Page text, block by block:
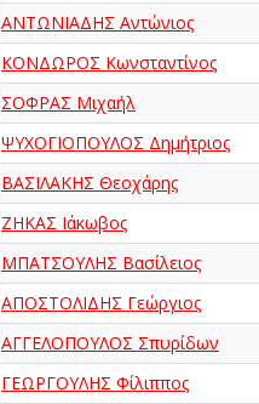
ΑΝΤΩΝΙΑΔΗΣ Αντώνιος
ΚΟΝΔΩΡΟΣ Κωνσταντίνος
ΣΟΦΡΑΣ Μιχαήλ
ΨΥΧΟΓΙΟΠΟΥΛΟΣ Δημήτριος
ΒΑΣΙΛΑΚΗΣ Θεοχάρης
ΖΗΚΑΣ Ιάκωβος
ΜΠΑΤΣΟΥΛΗΣ Βασίλειος
ΑΠΟΣΤΟΛΙΔΗΣ Γεώργιος
ΑΓΓΕΛΟΠΟΥΛΟΣ Σπυρίδων
ΓΕΩΡΓΟΥΛΗΣ Φίλιππος